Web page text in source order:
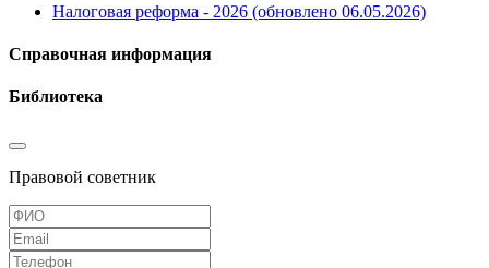
Налоговая реформа - 2026 (обновлено 06.05.2026)
Справочная информация
Библиотека
Правовой советник